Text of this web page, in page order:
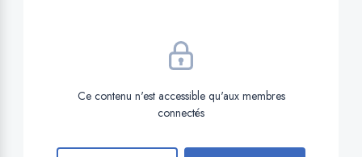
Ce contenu n'est accessible qu'aux membres
connectés